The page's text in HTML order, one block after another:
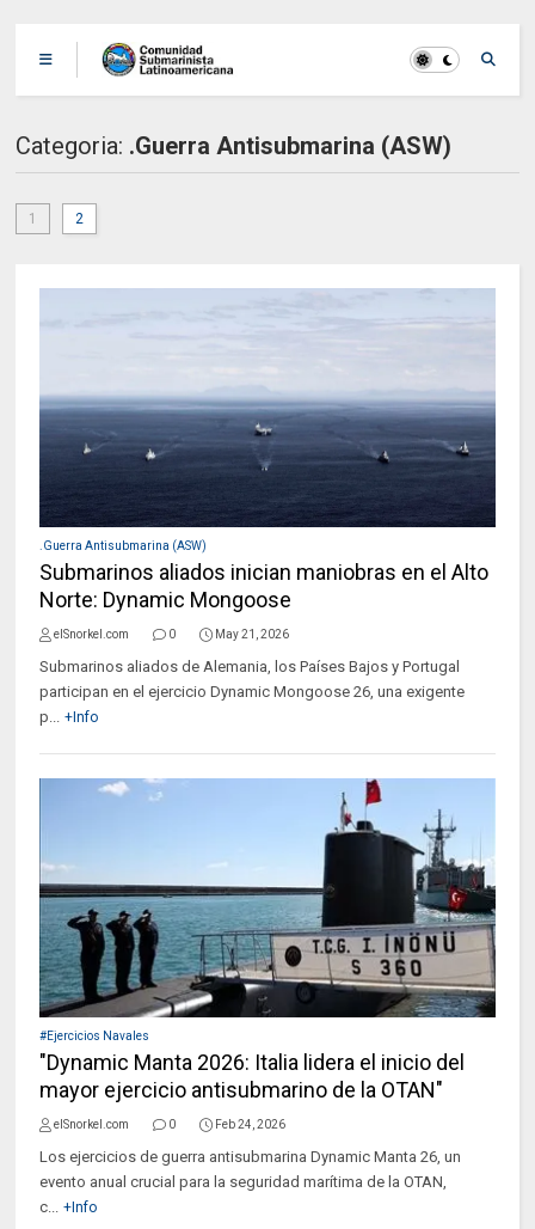
Categoria: .Guerra Antisubmarina (ASW)
1 2
.Guerra Antisubmarina (ASW)
Submarinos aliados inician maniobras en el Alto
Norte: Dynamic Mongoose
elSnorkel.com 0 May 21, 2026
Submarinos aliados de Alemania, los Países Bajos y Portugal
participan en el ejercicio Dynamic Mongoose 26, una exigente
p... +Info
#Ejercicios Navales
"Dynamic Manta 2026: Italia lidera el inicio del
mayor ejercicio antisubmarino de la OTAN"
elSnorkel.com 0 Feb 24, 2026
Los ejercicios de guerra antisubmarina Dynamic Manta 26, un
evento anual crucial para la seguridad marítima de la OTAN,
c... +Info